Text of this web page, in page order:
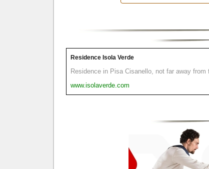
Residence Isola Verde
Residence in Pisa Cisanello, not far away from
www.isolaverde.com